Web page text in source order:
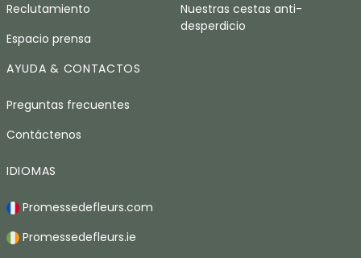
Reclutamiento
Espacio prensa
Nuestras cestas anti-
desperdicio
AYUDA & CONTACTOS
Preguntas frecuentes
Contáctenos
IDIOMAS
Promessedefleurs.com
Promessedefleurs.ie